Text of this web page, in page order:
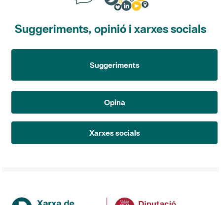
Suggeriments, opinió i xarxes socials
Suggeriments
Opina
Xarxes socials